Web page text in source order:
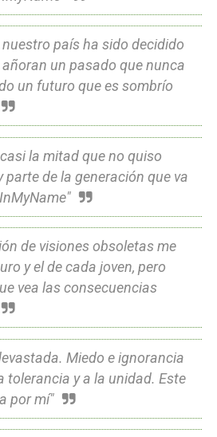
nuestro país ha sido decidido
un pasado que nunca
un futuro que es sombrío
la mitad que no quiso
parte de la generación que va
de visiones obsoletas me
y el de cada joven, pero
vea las consecuencias
Miedo e ignorancia
tolerancia y a la unidad. Este
por mí"